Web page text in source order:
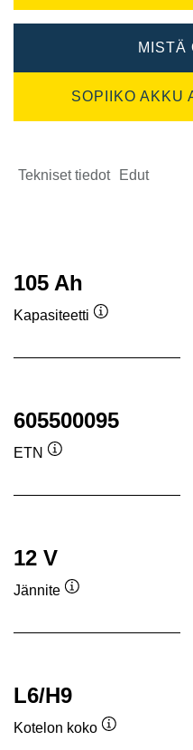
MISTÄ
SOPIIKO AKKU
Tekniset tiedot Edut
105 Ah
Kapasiteetti
605500095
ETN
12 V
Jännite
L6/H9
Kotelon koko